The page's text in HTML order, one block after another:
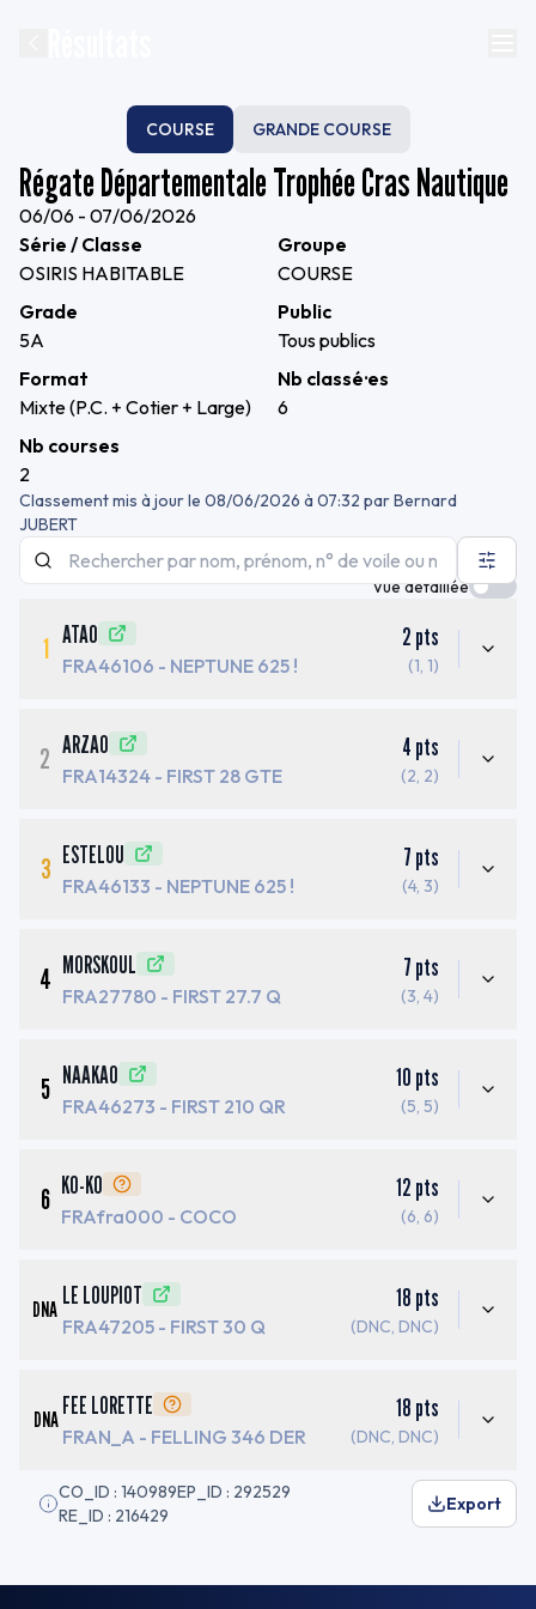
COURSE GRANDE COURSE
Régate Départementale Trophée Cras Nautique
06/06 - 07/06/2026
Série / Classe
OSIRIS HABITABLE
Groupe
COURSE
Grade
5A
Public
Tous publics
Format
Mixte (P.C. + Cotier + Large)
Nb classé·es
6
Nb courses
2
Classement mis à jour le 08/06/2026 à 07:32 parBernard
JUBERT
Vue détaillée
1 ATAO
FRA46106 - NEPTUNE 625 !
2 pts
(1, 1)
2 ARZAO
FRA14324- FIRST 28 GTE
4 pts
(2, 2)
3 ESTELOU
FRA46133 - NEPTUNE 625 !
7 pts
(4, 3)
4 MORSKOUL
FRA27780 - FIRST 27.7 Q
7 pts
(3, 4)
5 NAAKAO
FRA46273 - FIRST 210 QR
10 pts
(5, 5)
6 KO-KO
FRAfra000 - COCO
12 pts
(6, 6)
DNA LE LOUPIOT
FRA47205- FIRST 30 Q
18 pts
(DNC, DNC)
DNA FEE LORETTE
FRAN_A - FELLING 346 DER
18 pts
(DNC, DNC)
CO_ID : 140989EP_ID : 292529
RE_ID : 216429
Export